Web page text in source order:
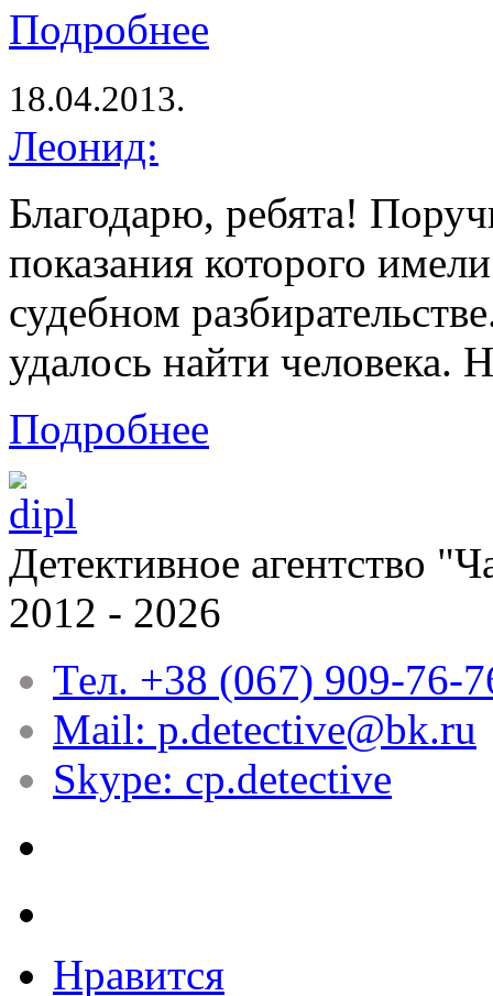
Подробнее
18.04.2013.
Леонид:
Благодарю, ребята!
показания которого
судебном
удалось найти
Подробнее
Детективное агентство
2012 - 2026
Тел. +38 (067) 909-76-
Mail: p.detective@bk.ru
Skype: cp.detective
Нравится